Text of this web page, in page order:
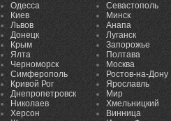
Одесса
Киев
Львов
Донецк
Крым
Ялта
Черноморск
Симферополь
Кривой Рог
Днепропетровск
Николаев
Херсон
Севастополь
Минск
Анапа
Луганск
Запорожье
Полтава
Москва
Ростов-на-Дону
Ярославль
Мир
Хмельницкий
Винница